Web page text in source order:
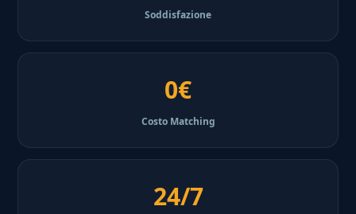
Soddisfazione
0€
Costo Matching
24/7